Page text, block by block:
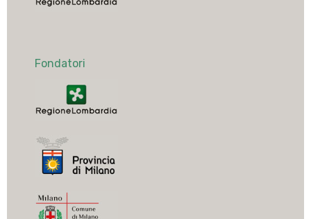
Fondatori